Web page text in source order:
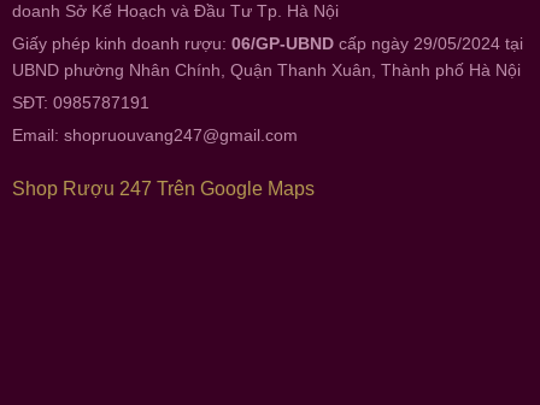
doanh Sở Kế Hoạch và Đầu Tư Tp. Hà Nội
Giấy phép kinh doanh rượu: 06/GP-UBND cấp ngày 29/05/2024 tại
UBND phường Nhân Chính, Quận Thanh Xuân, Thành phố Hà Nội
SĐT: 0985787191
Email: shopruouvang247@gmail.com
Shop Rượu 247 Trên Google Maps